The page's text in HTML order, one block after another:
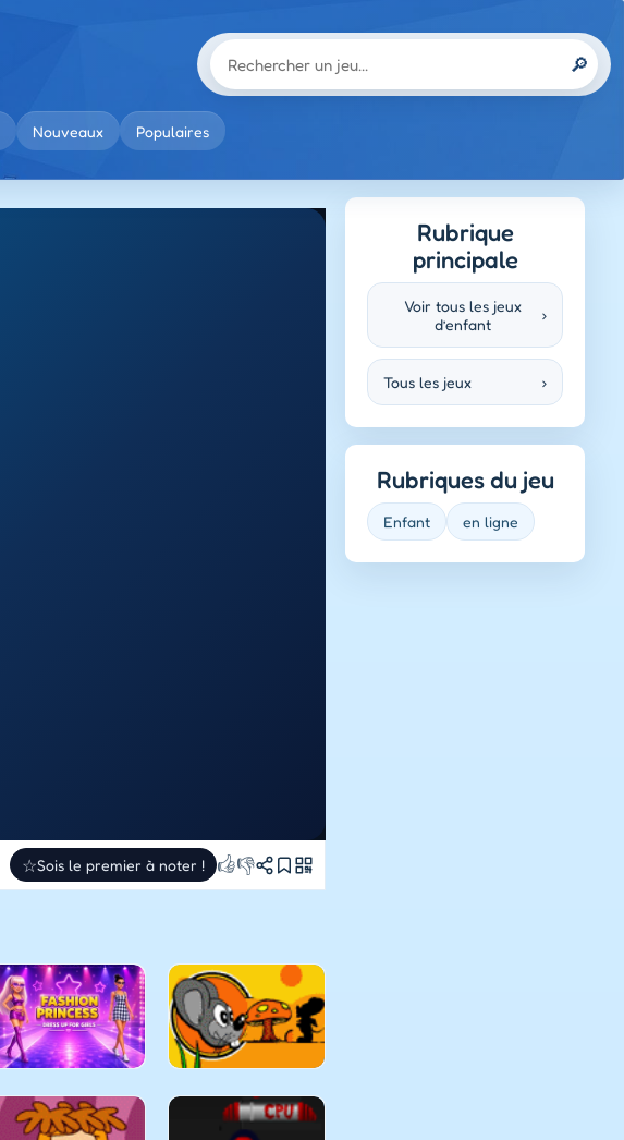
🔎
Nouveaux Populaires
☆Sois le premier à noter ! 👍👎
Rubrique
principale
Voir tous les jeux
d’enfant
›
Tous les jeux ›
Rubriques du jeu
Enfant en ligne